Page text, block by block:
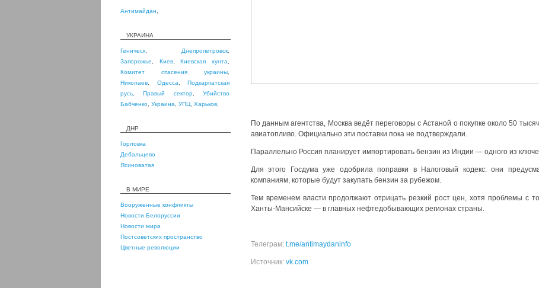
Антимайдан
УКРАИНА
Геническ Днепропетровск
Запорожье
Киев,Киевская хунта
Комитет спасения украины
Николаев
Одесса
Подкарпатская
русь ,Правый сектор,Убийство
Бабченко Украина УПЦ Харьков
ДНР
Горловка
Дебальцево
Ясиноватая
В МИРЕ
Вооруженные конфликты
Новости Белоруссии
Новости мира
Постсоветских пространство
Цветные революции
По данным агентства, Москва ведёт переговоры с Астаной о покупке около 50
авиатопливо. Официально эти поставки пока не подтверждали.
Параллельно Россия планирует импортировать бензин из Индии — одного из
Для этого Госдума уже одобрила поправки в Налоговый кодекс: они
компаниям, которые будут закупать бензин за рубежом.
Тем временем власти продолжают отрицать резкий рост цен, хотя проблемы с
Ханты-Мансийске — в главных нефтедобывающих регионах страны.
Телеграм: t.me/antimaydaninfo
Источник: vk.com